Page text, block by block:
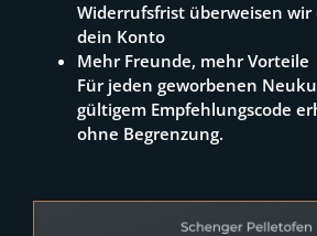
Widerrufsfrist überweisen
dein Konto
Mehr Freunde, mehr Vorteile
Für jeden geworbenen
gültigem Empfehlungscode
ohne Begrenzung.